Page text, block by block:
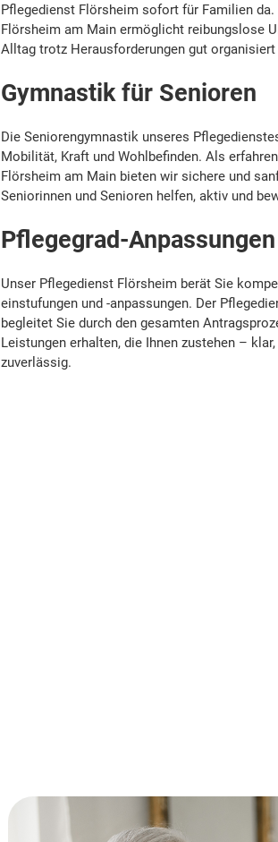
Pflegedienst Flörsheim sofort für Familien
Flörsheim am Main ermöglicht reibungslose
Alltag trotz Herausforderungen gut
Gymnastik für Senioren
Die Seniorengymnastik unseres
Mobilität, Kraft und Wohlbefinden. Als
Flörsheim am Main bieten wir sichere und
Seniorinnen und Senioren helfen, aktiv und
Pflegegrad-Anpassungen
Unser Pflegedienst Flörsheim berät Sie
einstufungen und -anpassungen. Der
begleitet Sie durch den gesamten
Leistungen erhalten, die Ihnen zustehen –
zuverlässig.